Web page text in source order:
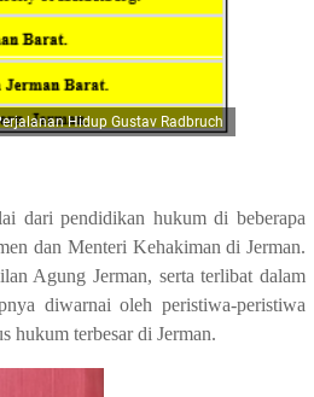
Hidup Gustav Radbruch
dari pendidikan hukum di beberapa
dan Menteri Kehakiman di Jerman.
Agung Jerman, serta terlibat dalam
diwarnai oleh peristiwa-peristiwa
hukum terbesar di Jerman.